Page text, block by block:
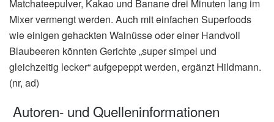
Matchateepulver, Kakao und Banane drei Minuten lang im
Mixer vermengt werden. Auch mit einfachen Superfoods
wie einigen gehackten Walnüsse oder einer Handvoll
Blaubeeren könnten Gerichte „super simpel und
gleichzeitig lecker“ aufgepeppt werden, ergänzt Hildmann.
(nr, ad)
Autoren- und Quelleninformationen